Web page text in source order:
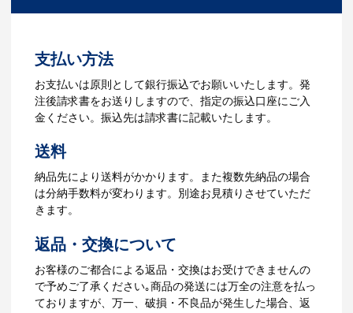
3.発注・データ入稿
ら、ご注文書をお送りします。
【名入れをする場合】名入れに必要なデ
ータをご入稿頂き、名入れイメージをデ
ータでご確認いただきます。
4.納品
【名入れをする場合】データのご入稿後
３週間程度で納品となります。
【名入れなしの場合】在庫がある場合、3
～5営業日程度で納品となります。
ご利用ガイドをもっとみる
支払い方法
お支払いは原則として銀行振込でお願いいたします。発
注後請求書をお送りしますので、指定の振込口座にご入
金ください。振込先は請求書に記載いたします。
送料
納品先により送料がかかります。また複数先納品の場合
は分納手数料が変わります。別途お見積りさせていただ
きます。
返品・交換について
お客様のご都合による返品・交換はお受けできませんの
で予めご了承ください｡商品の発送には万全の注意を払っ
ておりますが、万一、破損・不良品が発生した場合、返